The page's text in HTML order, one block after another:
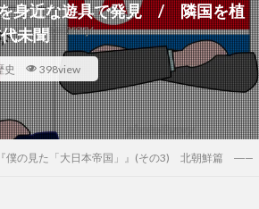
身近な遊具で発見 / 隣国を植
未聞
史 398view
『僕の見た「大日本帝国」』(その3) 北朝鮮篇